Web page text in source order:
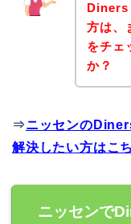
Diners
方は、
をチェ
か？
⇒ニッセンの
解決したい方はこ
ニッセンで